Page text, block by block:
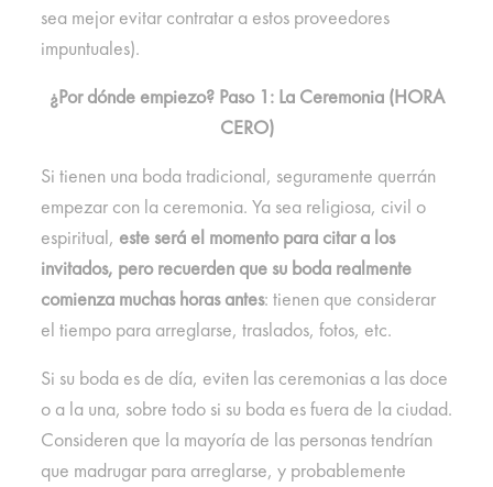
sea mejor evitar contratar a estos proveedores
impuntuales).
¿Por dónde empiezo? Paso 1: La Ceremonia (HORA
CERO)
Si tienen una boda tradicional, seguramente querrán
empezar con la ceremonia. Ya sea religiosa, civil o
espiritual, este será el momento para citar a los
invitados, pero recuerden que su boda realmente
comienza muchas horas antes: tienen que considerar
el tiempo para arreglarse, traslados, fotos, etc.
Si su boda es de día, eviten las ceremonias a las doce
o a la una, sobre todo si su boda es fuera de la ciudad.
Consideren que la mayoría de las personas tendrían
que madrugar para arreglarse, y probablemente